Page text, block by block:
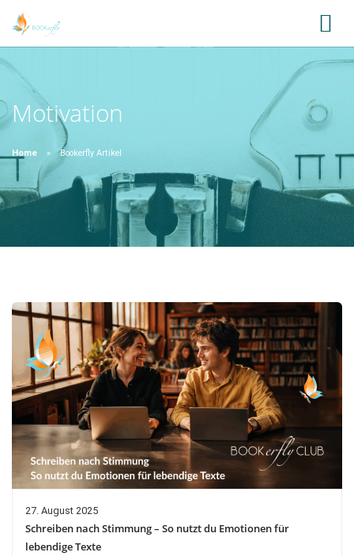
Motivation
Home Bookerfly Artikel
27. August 2025
Schreiben nach Stimmung – So nutzt du Emotionen für
lebendige Texte